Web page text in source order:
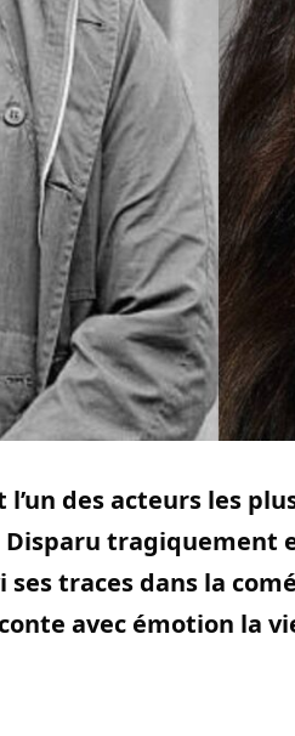
l’un des acteurs les
tragiquement
ses traces dans la
avec émotion la